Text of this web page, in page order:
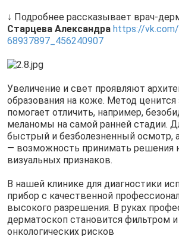
↓ Подробнее рассказывает врач-
Старцева Александра https://
68937897_456240907
Увеличение и свет проявляют
образования на коже. Метод ценится
помогает отличить, например,
меланомы на самой ранней стадии.
быстрый и безболезненный осмотр,
— возможность принимать решения
визуальных признаков.
В нашей клинике для диагностики
прибор с качественной
высокого разрешения. В руках
дерматоскоп становится фильтром
онкологических рисков